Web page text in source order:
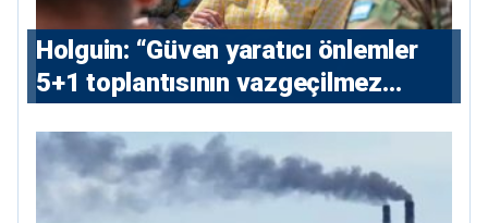
⁠Holguin: “Güven yaratıcı önlemler
5+1 toplantısının vazgeçilmez